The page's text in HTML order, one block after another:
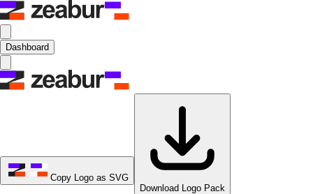
Dashboard
Copy Logo as SVG
Download Logo Pack